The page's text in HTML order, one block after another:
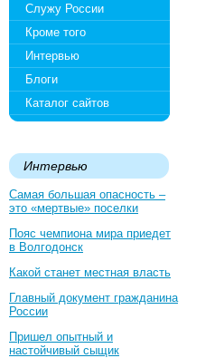
Служу России
Кроме того
Интервью
Блоги
Каталог сайтов
Интервью
Самая большая опасность –
это «мертвые» поселки
Пояс чемпиона мира приедет
в Волгодонск
Какой станет местная власть
Главный документ гражданина
России
Пришел опытный и
настойчивый сыщик